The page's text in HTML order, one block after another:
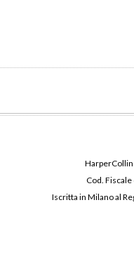
Cod. Fiscale
Iscritta in Milano al